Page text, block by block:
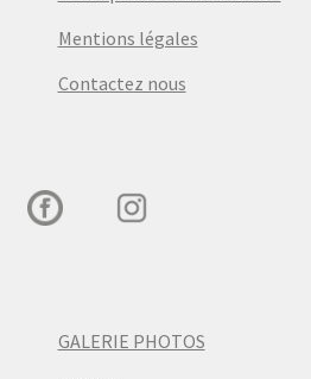
Mentions légales
Contactez nous
GALERIE PHOTOS